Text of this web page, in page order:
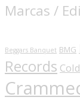
Marcas /
Beggars Banquet BMG
Records